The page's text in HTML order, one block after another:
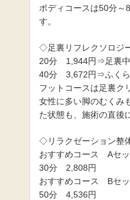
ボディコースは50分～
す。
◇足裏リフレクソロジ
20分 1,944円⇒足裏
40分 3,672円⇒ふくら
フットコースは足裏ク
女性に多い脚のむくみ
た状態も、施術の直後
◇リラクゼーション整
おすすめコース Aセッ
30分 2,808円
おすすめコース Bセッ
50分 4,536円